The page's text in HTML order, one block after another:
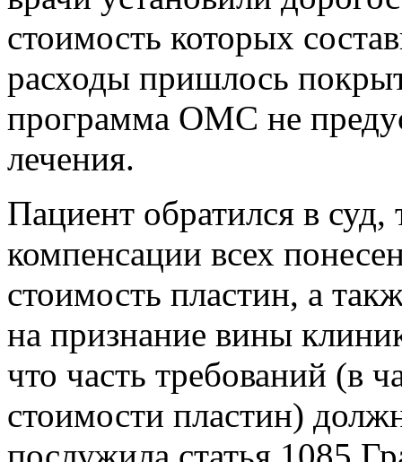
стоимость которых
расходы пришлось
программа ОМС не
лечения.
Пациент обратился в суд,
компенсации всех
стоимость пластин, а
на признание вины
что часть требований (в
стоимости пластин)